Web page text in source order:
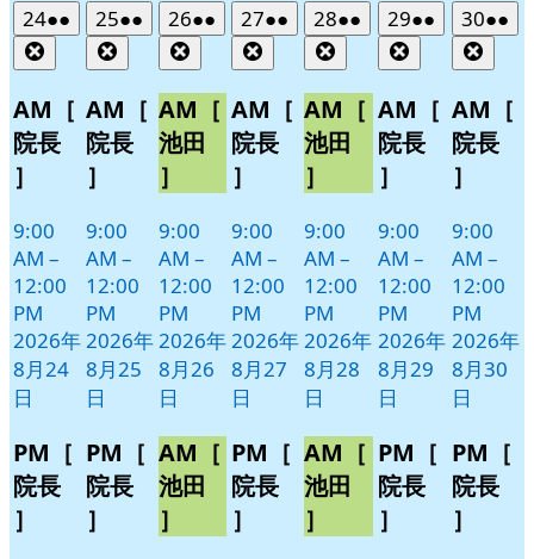
242026
年
8
月
24
日
●●
件
の
イ
ベ
ン
ト)
AM［
院長
］
9:00
AM –
12:00
PM
2026年
8月24
日
PM［
院長
］
252026
年
8
月
25
日
●●
件
の
イ
ベ
ン
ト)
AM［
院長
］
9:00
AM –
12:00
PM
2026年
8月25
日
PM［
院長
］
262026
年
8
月
26
日
●●
件
の
イ
ベ
ン
ト)
AM［
池田
］
9:00
AM –
12:00
PM
2026年
8月26
日
AM［
池田
］
272026
年
8
月
27
日
●●
件
の
イ
ベ
ン
ト)
AM［
院長
］
9:00
AM –
12:00
PM
2026年
8月27
日
PM［
院長
］
282026
年
8
月
28
日
●●
件
の
イ
ベ
ン
ト)
AM［
池田
］
9:00
AM –
12:00
PM
2026年
8月28
日
AM［
池田
］
292026
年
8
月
29
日
●●
件
の
イ
ベ
ン
ト)
AM［
院長
］
9:00
AM –
12:00
PM
2026年
8月29
日
PM［
院長
］
302026
年
8
月
30
日
●●
件
イ
ベ
AM［
院長
］
9:00
AM –
12:00
PM
2026年
8月30
日
PM［
院長
］